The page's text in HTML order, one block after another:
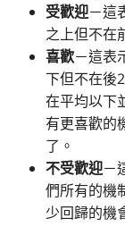
受歡迎－這
之上但不在
喜歡－這表
下但不在後
在平均以下
有更喜歡的
了。
不受歡迎－
們所有的機
少回歸的機